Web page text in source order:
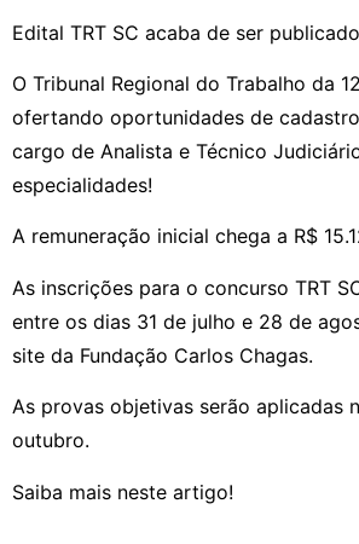
Edital TRT SC acaba de ser
O Tribunal Regional do Trabalho da
ofertando oportunidades de
cargo de Analista e Técnico
especialidades!
A remuneração inicial chega a R$
As inscrições para o concurso TRT
entre os dias 31 de julho e 28 de
site da Fundação Carlos Chagas.
As provas objetivas serão aplicadas
outubro.
Saiba mais neste artigo!